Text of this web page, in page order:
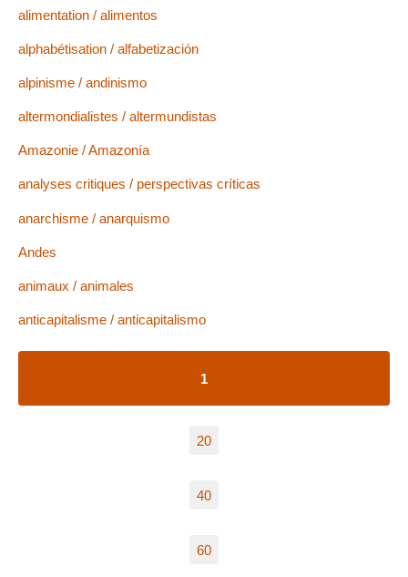
alimentation / alimentos
alphabétisation / alfabetización
alpinisme / andinismo
altermondialistes / altermundistas
Amazonie / Amazonía
analyses critiques / perspectivas críticas
anarchisme / anarquismo
Andes
animaux / animales
anticapitalisme / anticapitalismo
1
20
40
60